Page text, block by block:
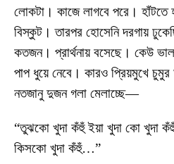
লোকটা। কাজে লাগবে পরে। হাঁটতে
বিস্কুট। তারপর হোসেনি দরগায়
কতজন। প্রার্থনায় বসেছে। কেউ
পাপ ধুয়ে নেবে। কারও প্রিয়মুখে
নতজানু দুজন গলা মেলাচ্ছে—
“তুঝকো খুদা কঁহুঁ ইয়া খুদা কো খুদা
কিসকো খুদা কঁহুঁ…”